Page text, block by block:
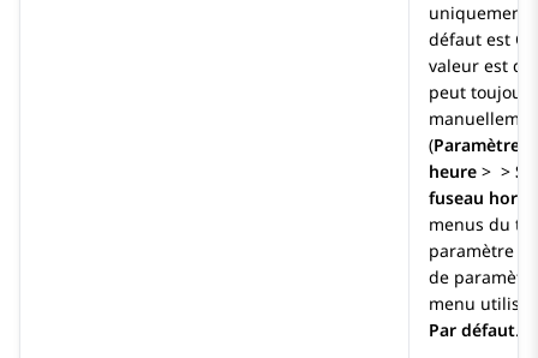
défaut est
valeur est
peut
(Paramètres
heure > >
fuseau
menus du
paramètre
de
menu
Par défaut.